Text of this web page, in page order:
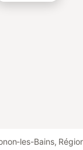
les-Bains,